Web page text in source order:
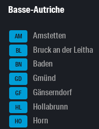
Basse-Autriche
AM Amstetten
BL Bruck an der Leitha
BN Baden
GD Gmünd
GF Gänserndorf
HL Hollabrunn
HO Horn